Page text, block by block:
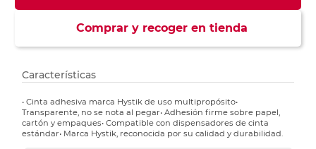
Comprar y recoger en tienda
Características
• Cinta adhesiva marca Hystik de uso multipropósito•
Transparente, no se nota al pegar• Adhesión firme sobre papel,
cartón y empaques• Compatible con dispensadores de cinta
estándar• Marca Hystik, reconocida por su calidad y durabilidad.